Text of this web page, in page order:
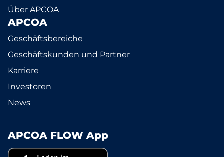
Über APCOA
APCOA
Geschäftsbereiche
Geschäftskunden und Partner
Karriere
Investoren
News
APCOA FLOW App